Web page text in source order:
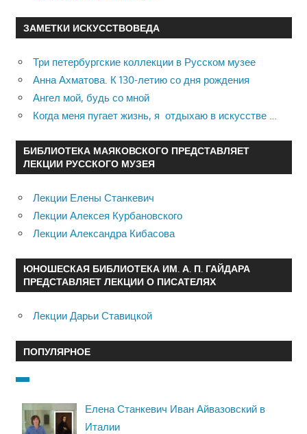
ЗАМЕТКИ ИСКУССТВОВЕДА
Три петербургские коллекции в Русском музее
Анна Ахматова. К 130-летию со дня рождения
Ангел мой, будь со мной
Когда меня пугает жизнь, я отдыхаю в искусстве …
БИБЛИОТЕКА МАЯКОВСКОГО ПРЕДСТАВЛЯЕТ
ЛЕКЦИИ РУССКОГО МУЗЕЯ
Лекции Елены Станкевич
Лекции Алексея Курбановского
Лекции Александра Кибасова
ЮНОШЕСКАЯ БИБЛИОТЕКА ИМ. А. П. ГАЙДАРА
ПРЕДСТАВЛЯЕТ ЛЕКЦИИ О ПИСАТЕЛЯХ
Лекции Дарьи Ставицкой
ПОПУЛЯРНОЕ
Елена Станкевич Иван Айвазовский в
Италии